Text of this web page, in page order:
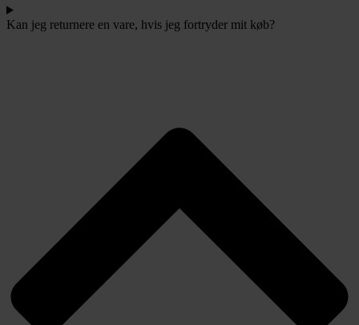
Kan jeg returnere en vare, hvis jeg fortryder mit køb?